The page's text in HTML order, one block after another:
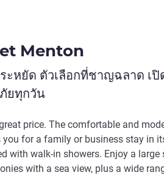
Menton
ะหยัด ตัวเลือกที่ชาญฉลาด เปิ
ยทุกวัน
price. The comfortable and
you for a family or business stay in
with walk-in showers. Enjoy a large
with a sea view, plus a wide